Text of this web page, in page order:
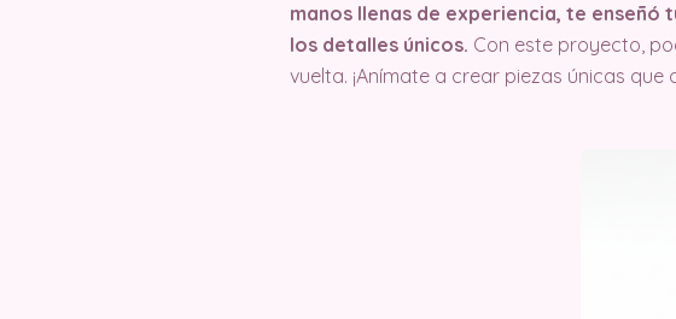
manos llenas de experiencia, te enseñó
los detalles únicos. Con este proyecto,
vuelta. ¡Anímate a crear piezas únicas que